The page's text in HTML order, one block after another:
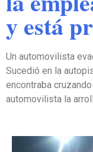
y está
Un automovilista
Sucedió en la
encontraba
automovilista la